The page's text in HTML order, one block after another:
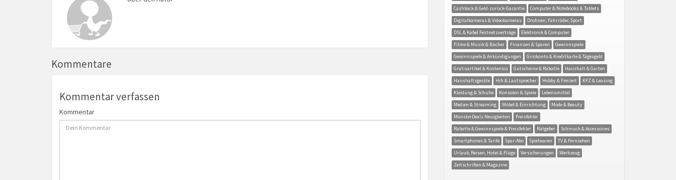
Kommentare
Kommentar verfassen
Kommentar
Cashback & Geld-zurück-Garantie
Computer & Notebooks & Tablets
Digitalkameras & Videokameras
Drohnen, Fahrräder, Sport
DSL & Kabel Festnetzverträge
Elektronik & Computer
Filme & Musik & Bücher
Finanzen & Sparen
Gewinnspiele
Gewinnspiele & Ankündigungen
Girokonto & Kreditkarte & Tagesgeld
Gratisartikel & Kostenlos
Gutscheine & Rabatte
Haushalt & Garten
Haushaltsgeräte
Hifi & Lautsprecher Hobby & Freizeit
KFZ & Leasing
Kleidung & Schuhe
Konsolen & Spiele
Lebensmittel
Medien & Streaming
Möbel & Einrichtung
Mode & Beauty
MonsterDealz Neuigkeiten
Preisfehler
Rabatte & Gewinnspiele & Preisfehler
Ratgeber
Schmuck & Accessoires
Smartphones & Tarife
Spar-Abo Spielwaren
TV & Fernsehen
Urlaub, Reisen, Hotel & Flüge
Versicherungen
Werkzeug
Zeitschriften & Magazine